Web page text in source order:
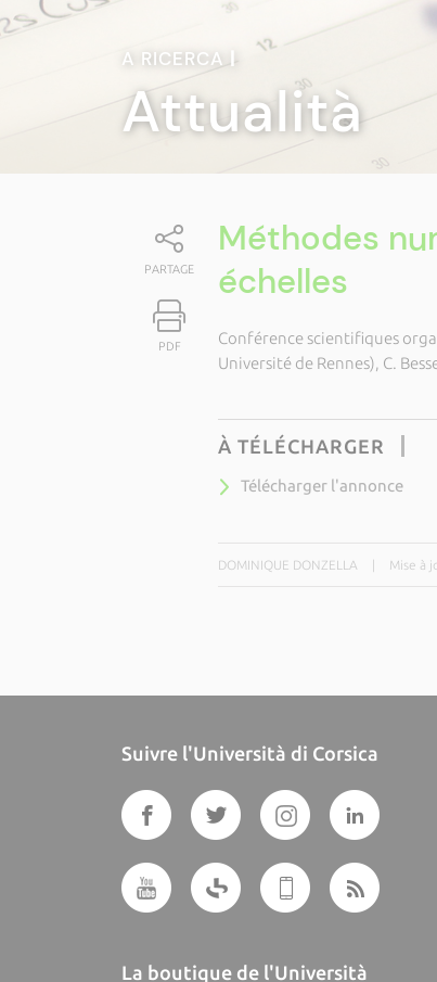
A RICERCA|
Attualità
PARTAGE
PDF
Méthodes
échelles
Conférence scientifiques
Université de Rennes), C.
À TÉLÉCHARGER
Télécharger l'annonce
DOMINIQUE DONZELLA Mise à
Suivre l'Università di Corsica
La boutique de l'Università